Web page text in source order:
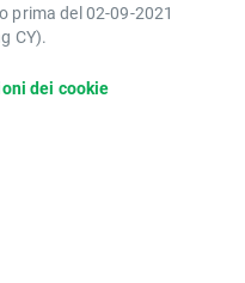
prima del 02-09-2021
CY).
dei cookie